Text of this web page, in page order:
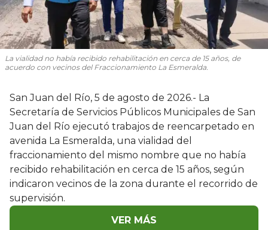
La vialidad no había recibido rehabilitación en cerca de 15 años, de
acuerdo con vecinos del Fraccionamiento La Esmeralda.
San Juan del Río, 5 de agosto de 2026.- La
Secretaría de Servicios Públicos Municipales de San
Juan del Río ejecutó trabajos de reencarpetado en
avenida La Esmeralda, una vialidad del
fraccionamiento del mismo nombre que no había
recibido rehabilitación en cerca de 15 años, según
indicaron vecinos de la zona durante el recorrido de
supervisión.
VER MÁS